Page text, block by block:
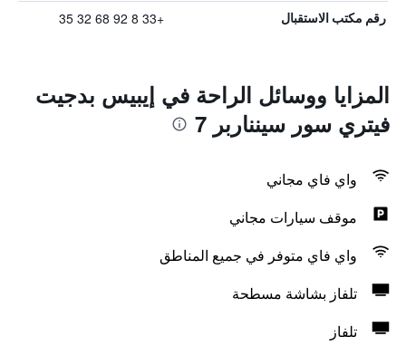
رقم مكتب الاستقبال +33 8 92 68 32 35
المزايا ووسائل الراحة في إيبيس بدجيت
فيتري سور سينناربر 7
واي فاي مجاني
موقف سيارات مجاني
واي فاي متوفر في جميع المناطق
تلفاز بشاشة مسطحة
تلفاز